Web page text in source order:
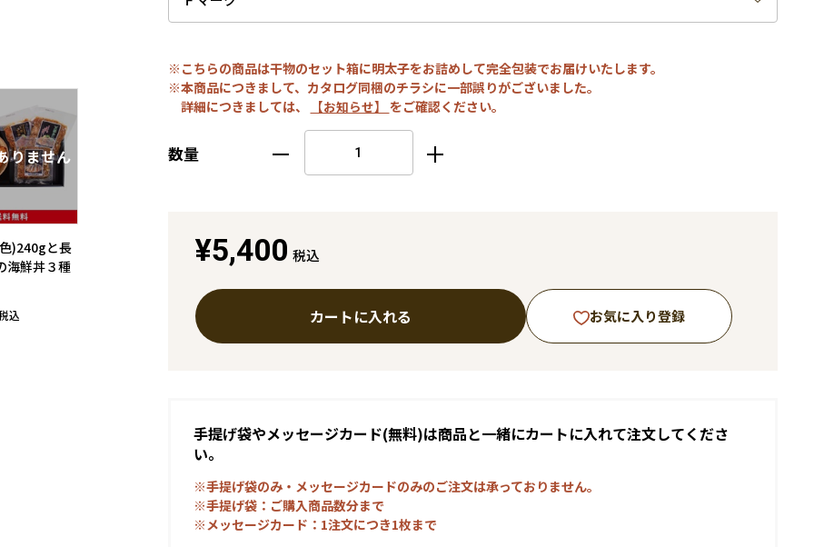
)240gと長
海鮮丼３種
込
※こちらの商品は干物のセット箱に明太子をお詰めして完全包装でお届けいたします。
※本商品につきまして、カタログ同梱のチラシに一部誤りがございました。
詳細につきましては、
【お知らせ】 をご確認ください。
数量
¥5,400 税込
カートに入れる お気に入り登録
手提げ袋やメッセージカード(無料)は商品と一緒にカートに入れて注文してくださ
い。
※手提げ袋のみ・メッセージカードのみのご注文は承っておりません。
※手提げ袋：ご購入商品数分まで
※メッセージカード：1注文につき1枚まで